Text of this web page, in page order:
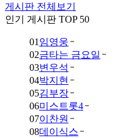
게시판 전체보기
인기 게시판 TOP 50
01 임영웅
02금타는 금요일
03변우석
04박지현
05김부장
06미스트롯4
07이찬원
08데이식스